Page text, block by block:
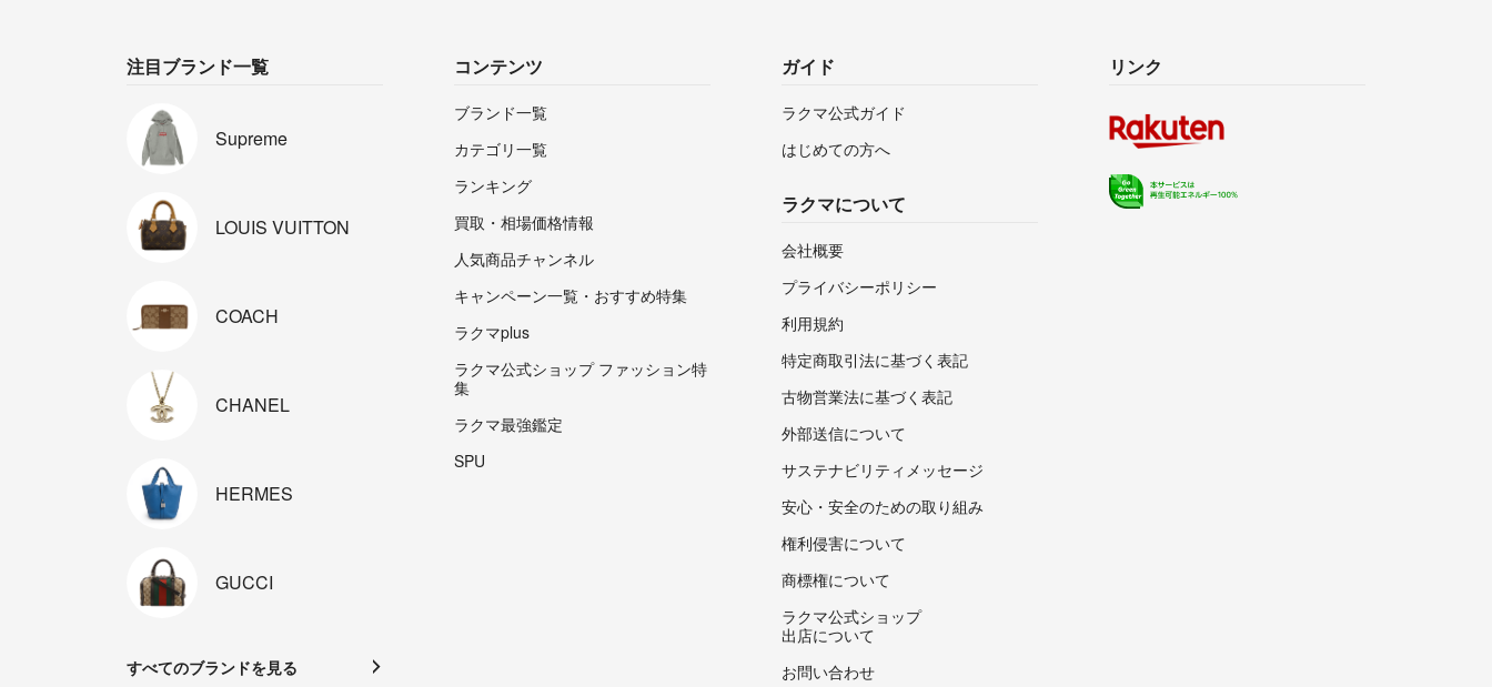
注目ブランド一覧
Supreme
LOUIS VUITTON
COACH
CHANEL
HERMES
GUCCI
すべてのブランドを見る
コンテンツ
ブランド一覧
カテゴリ一覧
ランキング
買取・相場価格情報
人気商品チャンネル
キャンペーン一覧・おすすめ特集
ラクマplus
ラクマ公式ショップ ファッション特
集
ラクマ最強鑑定
SPU
ガイド
ラクマ公式ガイド
はじめての方へ
ラクマについて
会社概要
プライバシーポリシー
利用規約
特定商取引法に基づく表記
古物営業法に基づく表記
外部送信について
サステナビリティメッセージ
安心・安全のための取り組み
権利侵害について
商標権について
ラクマ公式ショップ
出店について
お問い合わせ
リンク